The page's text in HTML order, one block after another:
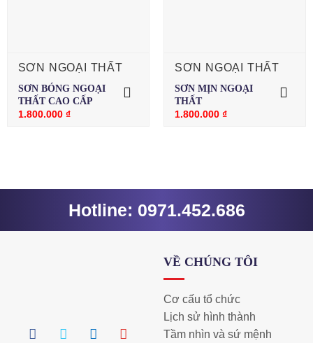
SƠN NGOẠI THẤT
SƠN BÓNG NGOẠI
THẤT CAO CẤP
1.800.000 ₫
SƠN NGOẠI THẤT
SƠN MỊN NGOẠI
THẤT
1.800.000 ₫
Hotline: 0971.452.686
VỀ CHÚNG TÔI
Cơ cấu tổ chức
Lịch sử hình thành
Tầm nhìn và sứ mệnh